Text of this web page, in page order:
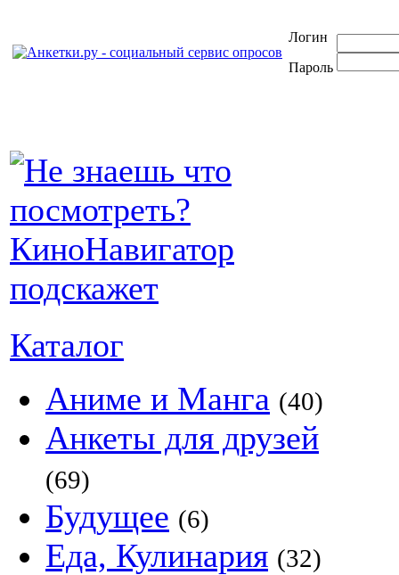
Логин
Пароль
Каталог
Аниме и Манга (40)
Анкеты для друзей
(69)
Будущее (6)
Еда, Кулинария (32)